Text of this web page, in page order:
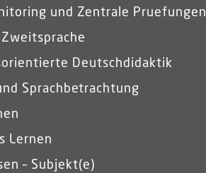
und Zentrale Pruefungen
Zweitsprache
Deutschdidaktik
Sprachbetrachtung
Lernen
– Subjekt(e)